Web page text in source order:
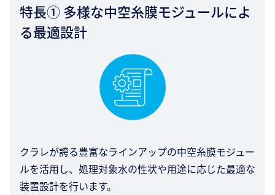
特長① 多様な中空糸膜モジュールによ
る最適設計
クラレが誇る豊富なラインアップの中空糸膜モジュー
ルを活用し、処理対象水の性状や用途に応じた最適な
装置設計を行います。